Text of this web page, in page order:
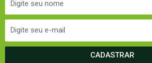
CADASTRAR